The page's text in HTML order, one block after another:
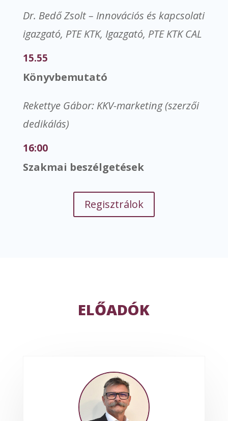
Dr. Bedő Zsolt – Innovációs és kapcsolati
igazgató, PTE KTK, Igazgató, PTE KTK CAL
15.55
Könyvbemutató
Rekettye Gábor: KKV-marketing (szerzői
dedikálás)
16:00
Szakmai beszélgetések
Regisztrálok
ELŐADÓK